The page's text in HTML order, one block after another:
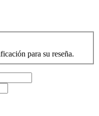
para su reseña.